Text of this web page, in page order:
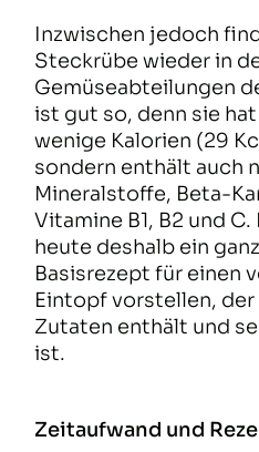
Inzwischen jedoch
Steckrübe wieder in
Gemüseabteilungen
ist gut so, denn sie
wenige Kalorien (29
sondern enthält auch
Mineralstoffe, Beta-
Vitamine B1, B2 und
heute deshalb ein
Basisrezept für einen
Eintopf vorstellen,
Zutaten enthält und
ist.
Zeitaufwand und